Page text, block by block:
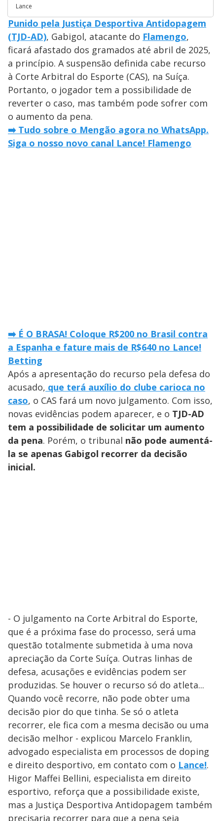
Lance
Punido pela Justiça Desportiva Antidopagem
(TJD-AD), Gabigol, atacante do Flamengo,
ficará afastado dos gramados até abril de 2025,
a princípio. A suspensão definida cabe recurso
à Corte Arbitral do Esporte (CAS), na Suíça.
Portanto, o jogador tem a possibilidade de
reverter o caso, mas também pode sofrer com
o aumento da pena.
➡️ Tudo sobre o Mengão agora no WhatsApp.
Siga o nosso novo canal Lance! Flamengo
➡️ É O BRASA! Coloque R$200 no Brasil contra
a Espanha e fature mais de R$640 no Lance!
Betting
Após a apresentação do recurso pela defesa do
acusado, que terá auxílio do clube carioca no
caso, o CAS fará um novo julgamento. Com isso,
novas evidências podem aparecer, e o TJD-AD
tem a possibilidade de solicitar um aumento
da pena. Porém, o tribunal não pode aumentá-
la se apenas Gabigol recorrer da decisão
inicial.
- O julgamento na Corte Arbitral do Esporte,
que é a próxima fase do processo, será uma
questão totalmente submetida à uma nova
apreciação da Corte Suíça. Outras linhas de
defesa, acusações e evidências podem ser
produzidas. Se houver o recurso só do atleta...
Quando você recorre, não pode obter uma
decisão pior do que tinha. Se só o atleta
recorrer, ele fica com a mesma decisão ou uma
decisão melhor - explicou Marcelo Franklin,
advogado especialista em processos de doping
e direito desportivo, em contato com o Lance!.
Higor Maffei Bellini, especialista em direito
esportivo, reforça que a possibilidade existe,
mas a Justiça Desportiva Antidopagem também
precisaria recorrer para que a pena seja